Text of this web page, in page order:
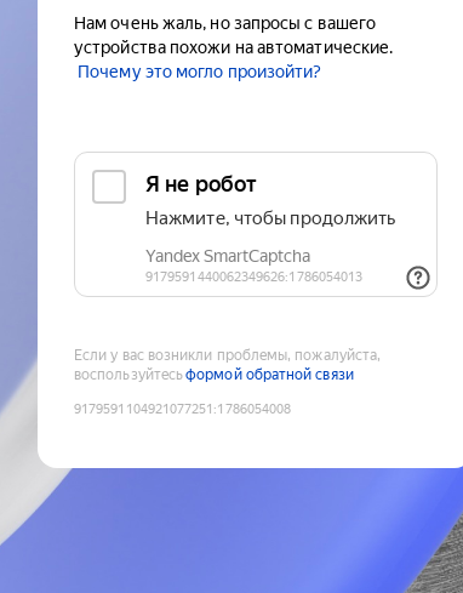
Нам очень жаль, но запросы с вашего
устройства похожи на автоматические.
Почему это могло произойти?
Если у вас возникли проблемы, пожалуйста,
воспользуйтесьформой обратной связи
9179591104921077251 :1786054008